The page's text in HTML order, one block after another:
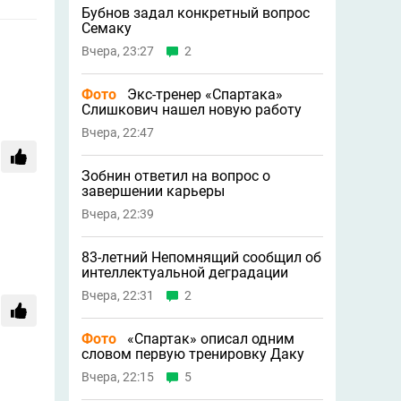
Бубнов задал конкретный вопрос
Семаку
Вчера, 23:27 2
Фото
Экс-тренер «Спартака»
Слишкович нашел новую работу
Вчера, 22:47
Зобнин ответил на вопрос о
завершении карьеры
Вчера, 22:39
83-летний Непомнящий сообщил об
интеллектуальной деградации
Вчера, 22:31 2
Фото
«Спартак» описал одним
словом первую тренировку Даку
Вчера, 22:15 5